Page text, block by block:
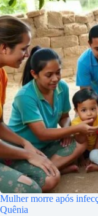
Mulher morre após
Quênia